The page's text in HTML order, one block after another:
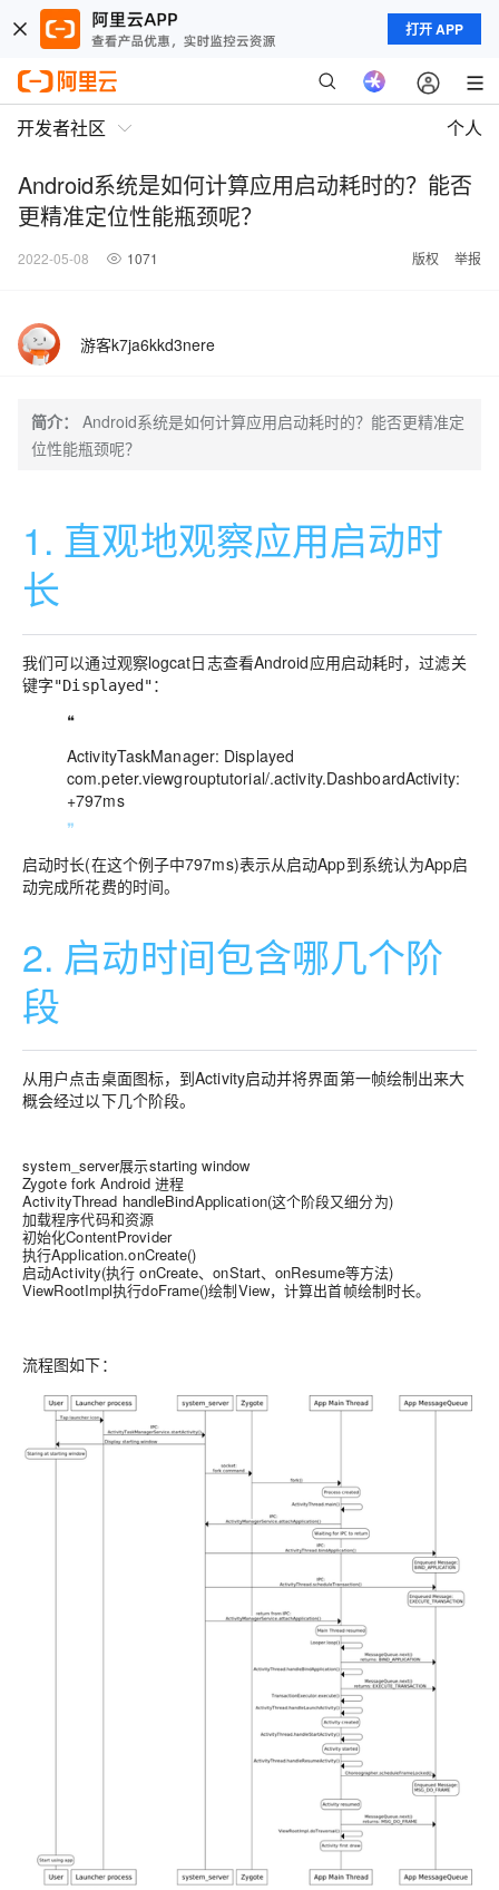
打开 APP
开发者社区 个人
Android系统是如何计算应用启动耗时的？能否
更精准定位性能瓶颈呢？
2022-05-08 1071 版权 举报
游客k7ja6kkd3nere
简介：
Android系统是如何计算应用启动耗时的？能否更精准定
位性能瓶颈呢？
1. 直观地观察应用启动时
长
我们可以通过观察logcat日志查看Android应用启动耗时，过滤关
键字"Displayed"：
❝
ActivityTaskManager: Displayed
com.peter.viewgrouptutorial/.activity.DashboardActivity:
+797ms
❞
启动时长(在这个例子中797ms)表示从启动App到系统认为App启
动完成所花费的时间。
2. 启动时间包含哪几个阶
段
从用户点击桌面图标，到Activity启动并将界面第一帧绘制出来大
概会经过以下几个阶段。
system_server展示starting window
Zygote fork Android 进程
ActivityThread handleBindApplication(这个阶段又细分为)
加载程序代码和资源
初始化ContentProvider
执行Application.onCreate()
启动Activity(执行 onCreate、onStart、onResume等方法)
ViewRootImpl执行doFrame()绘制View，计算出首帧绘制时长。
流程图如下：